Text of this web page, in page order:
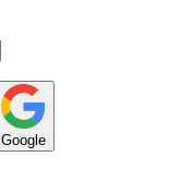
Google